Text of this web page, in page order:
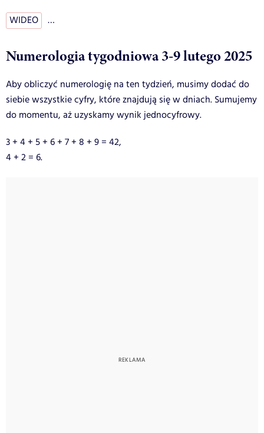
WIDEO …
Numerologia tygodniowa 3-9 lutego 2025
Aby obliczyć numerologię na ten tydzień, musimy dodać do
siebie wszystkie cyfry, które znajdują się w dniach. Sumujemy
do momentu, aż uzyskamy wynik jednocyfrowy.
3 + 4 + 5 + 6 + 7 + 8 + 9 = 42,
4 + 2 = 6.